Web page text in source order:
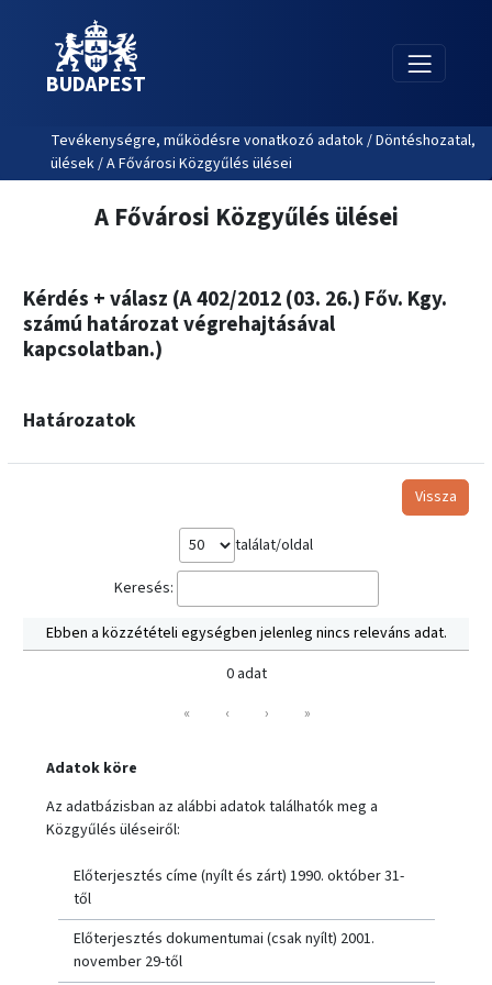
BUDAPEST
Tevékenységre, működésre vonatkozó adatok / Döntéshozatal,
ülések / A Fővárosi Közgyűlés ülései
A Fővárosi Közgyűlés ülései
Kérdés + válasz (A 402/2012 (03. 26.) Főv. Kgy.
számú határozat végrehajtásával
kapcsolatban.)
Határozatok
Vissza
találat/oldal
Keresés:
Ebben a közzétételi egységben jelenleg nincs releváns adat.
0 adat
«
‹ › »
Adatok köre
Az adatbázisban az alábbi adatok találhatók meg a
Közgyűlés üléseiről:
Előterjesztés címe (nyílt és zárt) 1990. október 31-
től
Előterjesztés dokumentumai (csak nyílt) 2001.
november 29-től